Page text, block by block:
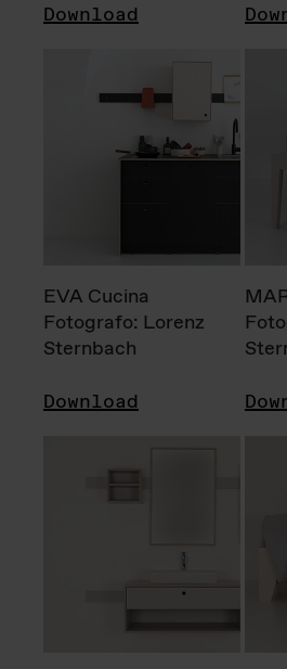
Download
EVA Cucina
Fotografo: Lorenz
Sternbach
Download